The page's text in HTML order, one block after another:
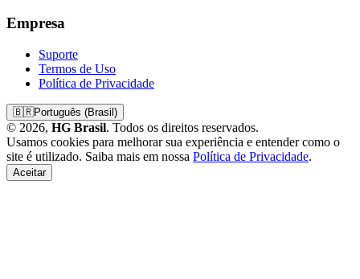
Empresa
Suporte
Termos de Uso
Política de Privacidade
🇧🇷Português (Brasil)
© 2026, HG Brasil. Todos os direitos reservados.
Usamos cookies para melhorar sua experiência e entender como o
site é utilizado. Saiba mais em nossa Política de Privacidade.
Aceitar